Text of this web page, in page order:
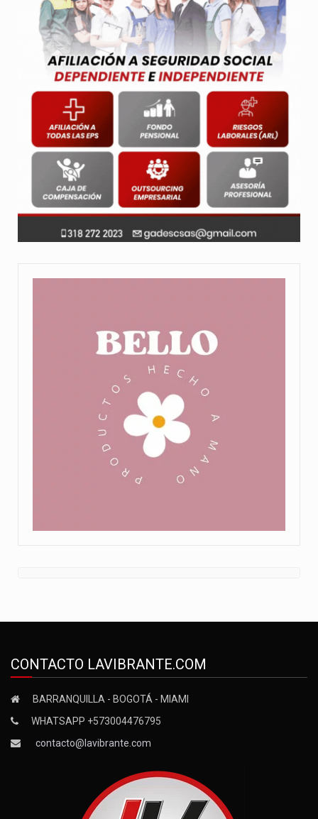
CONTACTO LAVIBRANTE.COM
BARRANQUILLA - BOGOTÁ - MIAMI
WHATSAPP +573004476795
contacto@lavibrante.com